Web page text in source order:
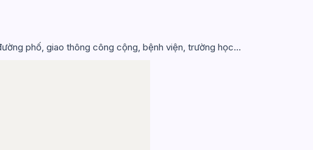
phố, giao thông công cộng, bệnh viện, trường học...